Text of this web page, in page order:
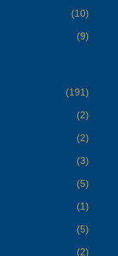
(10)
(9)
(191)
(2)
(2)
(3)
(5)
(1)
(5)
(2)